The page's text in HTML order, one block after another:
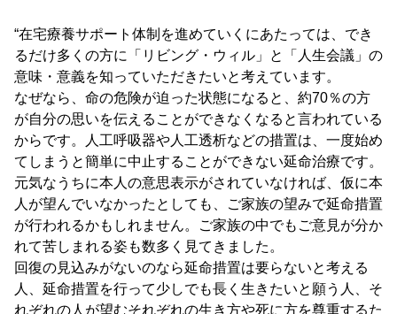
“在宅療養サポート体制を進めていくにあたっては、でき
るだけ多くの方に「リビング・ウィル」と「人生会議」の
意味・意義を知っていただきたいと考えています。
なぜなら、命の危険が迫った状態になると、約70％の方
が自分の思いを伝えることができなくなると言われている
からです。人工呼吸器や人工透析などの措置は、一度始め
てしまうと簡単に中止することができない延命治療です。
元気なうちに本人の意思表示がされていなければ、仮に本
人が望んでいなかったとしても、ご家族の望みで延命措置
が行われるかもしれません。ご家族の中でもご意見が分か
れて苦しまれる姿も数多く見てきました。
回復の見込みがないのなら延命措置は要らないと考える
人、延命措置を行って少しでも長く生きたいと願う人、そ
れぞれの人が望むそれぞれの生き方や死に方を尊重するた